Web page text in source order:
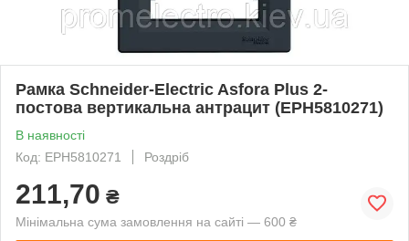
Рамка Schneider-Electric Asfora Plus 2-
постова вертикальна антрацит (EPH5810271)
В наявності
Код: EPH5810271
Роздріб
211,70 ₴
Мінімальна сума замовлення на сайті — 600 ₴